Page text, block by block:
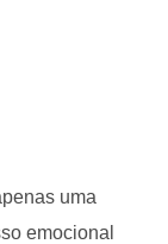
uma
emocional